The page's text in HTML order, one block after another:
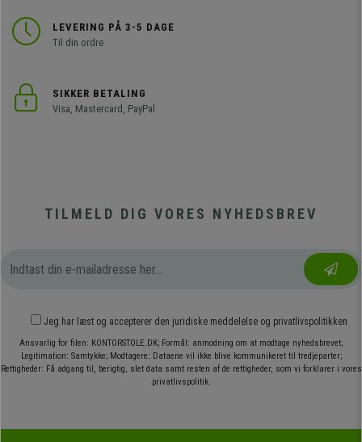
LEVERING PÅ 3-5 DAGE
Til din ordre
SIKKER BETALING
Visa, Mastercard, PayPal
TILMELD DIG VORES NYHEDSBREV
Jeg har læst og accepterer den juridiske meddelelse og privatlivspolitikken
Ansvarlig for filen: KONTORSTOLE.DK; Formål: anmodning om at modtage nyhedsbrevet;
Legitimation: Samtykke; Modtagere: Dataene vil ikke blive kommunikeret til tredjeparter;
Rettigheder: Få adgang til, berigtig, slet data samt resten af de rettigheder, som vi forklarer i vores
privatlivspolitik.